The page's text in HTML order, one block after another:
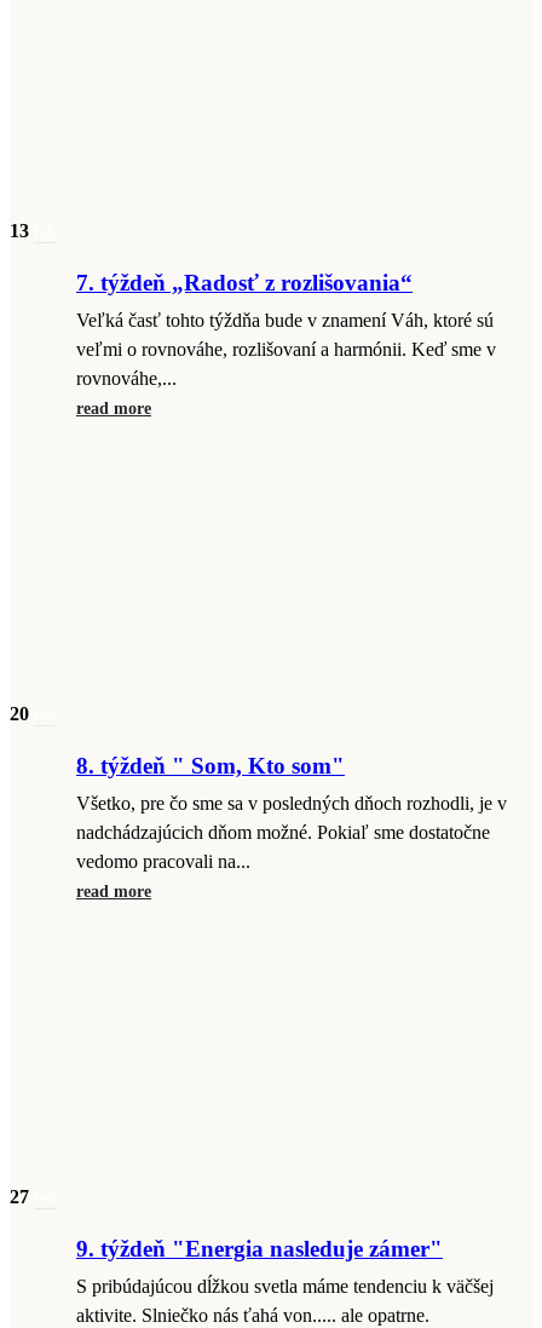
13
7. týždeň „Radosť z rozlišovania“
Veľká časť tohto týždňa bude v znamení Váh, ktoré sú
veľmi o rovnováhe, rozlišovaní a harmónii. Keď sme v
rovnováhe,...
read more
20
8. týždeň " Som, Kto som"
Všetko, pre čo sme sa v posledných dňoch rozhodli, je v
nadchádzajúcich dňom možné. Pokiaľ sme dostatočne
vedomo pracovali na...
read more
27
9. týždeň "Energia nasleduje zámer"
S pribúdajúcou dĺžkou svetla máme tendenciu k väčšej
aktivite. Slniečko nás ťahá von..... ale opatrne.